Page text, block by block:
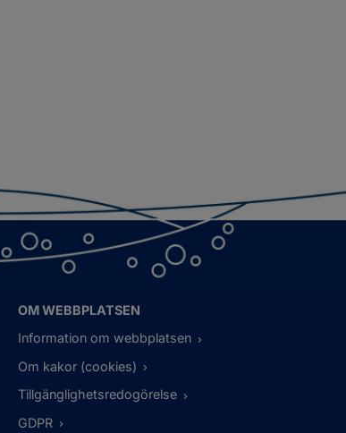
OM WEBBPLATSEN
Information om webbplatsen
Om kakor (cookies)
Tillgänglighetsredogörelse
GDPR